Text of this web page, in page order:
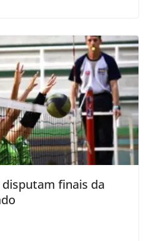
disputam finais da